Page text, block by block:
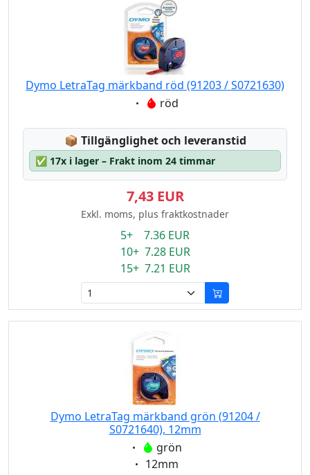
Dymo LetraTag märkband röd (91203 / S0721630)
Eigenschaft:
röd
📦 Lagerstatus:
Tillgänglighet och leveranstid
✅ 17x i lager – Frakt inom 24 timmar
7,43 EUR
Exkl. moms, plus fraktkostnader
5+ 7.36 EUR
10+ 7.28 EUR
15+ 7.21 EUR
Dymo LetraTag märkband grön (91204 /
S0721640), 12mm
Eigenschaft:
grön
Eigenschaft:
12mm